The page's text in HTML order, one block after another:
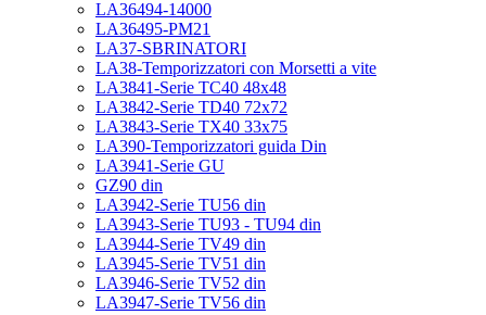
LA36494-14000
LA36495-PM21
LA37-SBRINATORI
LA38-Temporizzatori con Morsetti a vite
LA3841-Serie TC40 48x48
LA3842-Serie TD40 72x72
LA3843-Serie TX40 33x75
LA390-Temporizzatori guida Din
LA3941-Serie GU
GZ90 din
LA3942-Serie TU56 din
LA3943-Serie TU93 - TU94 din
LA3944-Serie TV49 din
LA3945-Serie TV51 din
LA3946-Serie TV52 din
LA3947-Serie TV56 din